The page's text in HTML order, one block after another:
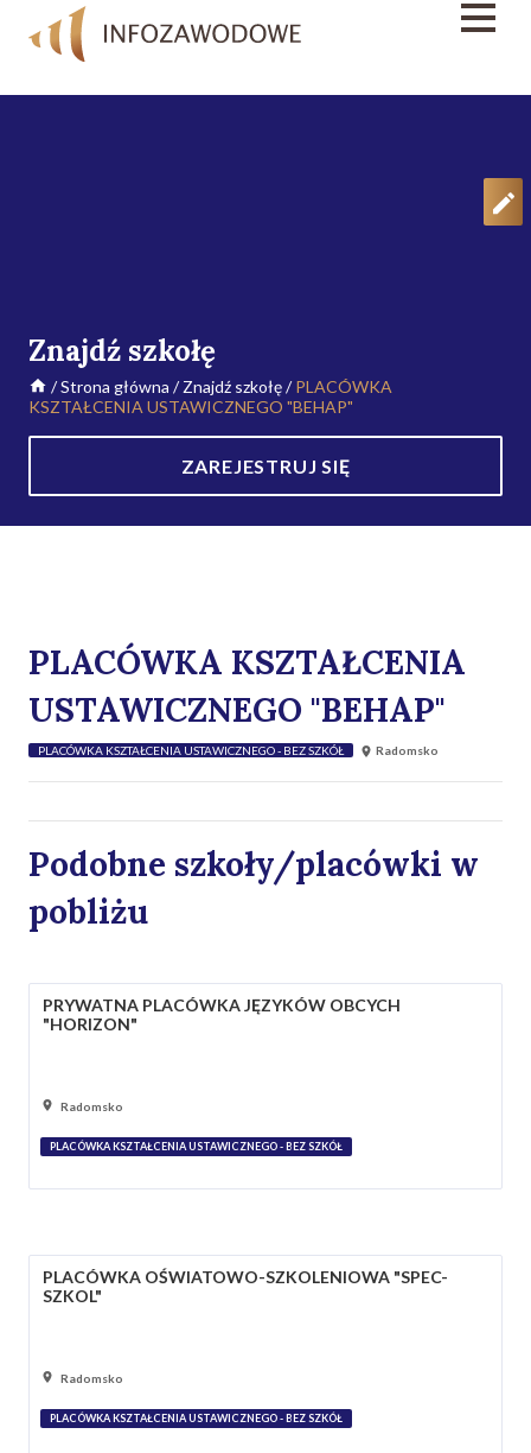
Znajdź szkołę
/Strona główna /Znajdź szkołę/PLACÓWKA
KSZTAŁCENIA USTAWICZNEGO "BEHAP"
ZAREJESTRUJ SIĘ
PLACÓWKA KSZTAŁCENIA
USTAWICZNEGO "BEHAP"
PLACÓWKA KSZTAŁCENIA USTAWICZNEGO - BEZ SZKÓŁ Radomsko
Podobne szkoły/placówki w
pobliżu
PRYWATNA PLACÓWKA JĘZYKÓW OBCYCH
"HORIZON"
Radomsko
PLACÓWKA KSZTAŁCENIA USTAWICZNEGO - BEZ SZKÓŁ
PLACÓWKA OŚWIATOWO-SZKOLENIOWA "SPEC-
SZKOL"
Radomsko
PLACÓWKA KSZTAŁCENIA USTAWICZNEGO - BEZ SZKÓŁ